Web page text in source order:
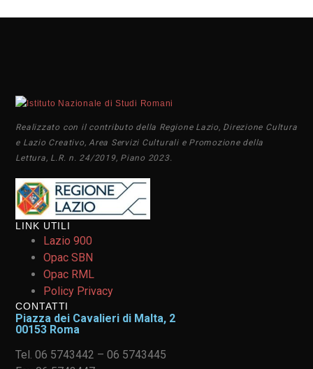
Realizzato con il contributo della Regione Lazio, Direzione Cultura
e Lazio Creativo, Area Servizi Culturali e Promozione della
Lettura, L.R. n. 24/2019, Piano 2023.
LINK UTILI
Lazio 900
Opac SBN
Opac RML
Policy Privacy
CONTATTI
Piazza dei Cavalieri di Malta, 2
00153 Roma
Tel. 06 5743442 – 06 5743445